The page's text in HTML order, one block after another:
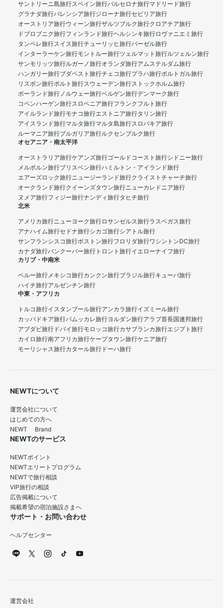
サントリーニ島旅行スペイン旅行バルセロナ旅行マドリード旅行
グラナダ旅行バレンシア旅行ジローナ旅行セビリア旅行
オーストリア旅行ウィーン旅行ザルツブルク旅行クロアチア旅行
ドブロブニク旅行フィンランド旅行ヘルシンキ旅行ロヴァニエミ旅行
タンペレ旅行スイス旅行チューリッヒ旅行バーゼル旅行
インターラーケン旅行モントルー旅行ツェルマット旅行ルツェルン旅行
サンモリッツ旅行ルガーノ旅行オランダ旅行アムステルダム旅行
ハンガリー旅行ブダペスト旅行チェコ旅行プラハ旅行ポルトガル旅行
リスボン旅行ポルト旅行スウェーデン旅行ストックホルム旅行
ポーランド旅行ノルウェー旅行ベルゲン旅行デンマーク旅行
コペンハーゲン旅行スロベニア旅行フランクフルト旅行
アイルランド旅行モナコ旅行エストニア旅行タリン旅行
アイスランド旅行マルタ旅行マルタ島旅行スロバキア旅行
ルーマニア旅行ブルガリア旅行ルクセンブルク旅行
オセアニア・南太平洋
オーストラリア旅行ケアンズ旅行ゴールドコースト旅行シドニー旅行
メルボルン旅行ブリスベン旅行ハミルトン・アイランド旅行
エアーズロック旅行ニュージーランド旅行クライストチャーチ旅行
オークランド旅行クイーンズタウン旅行ニューカレドニア旅行
ヌメア旅行フィジー旅行ナンディ旅行タヒチ旅行
北米
アメリカ旅行ニューヨーク旅行ロサンゼルス旅行ラスベガス旅行
アナハイム旅行セドナ旅行シカゴ旅行シアトル旅行
サンフランシスコ旅行ボストン旅行フロリダ旅行ワシントンDC旅行
カナダ旅行バンクーバー旅行 トロント旅行イエローナイフ旅行
カリブ・中南米
ペルー旅行メキシコ旅行カンクン旅行ブラジル旅行キューバ旅行
ハイチ旅行アルゼンチン旅行
中東・アフリカ
トルコ旅行イスタンブール旅行アンカラ旅行イズミール旅行
カッパドキア旅行パムッカレ旅行ヨルダン旅行アラブ首長国連邦旅行
アブダビ旅行 ドバイ旅行モロッコ旅行カサブランカ旅行エジプト旅行
カイロ旅行南アフリカ旅行ケープタウン旅行ケニア旅行
モーリシャス旅行カタール旅行 ドーハ旅行
NEWTについて
運営会社について
はじめての方へ
NEWT Brand
NEWTのサービス
NEWTポイント
NEWTエリートプログラム
NEWTで旅行相談
VIP旅行の相談
広告掲載について
掲載希望の宿泊施設さまへ
サポート・お問い合わせ
ヘルプセンター
運営会社